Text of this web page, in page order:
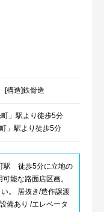
構造]鉄骨造
」駅より徒歩5分
」駅より徒歩5分
駅 徒歩5分に立地の
能な路面店区画。
。 居抜き/造作譲渡
備あり /エレベータ